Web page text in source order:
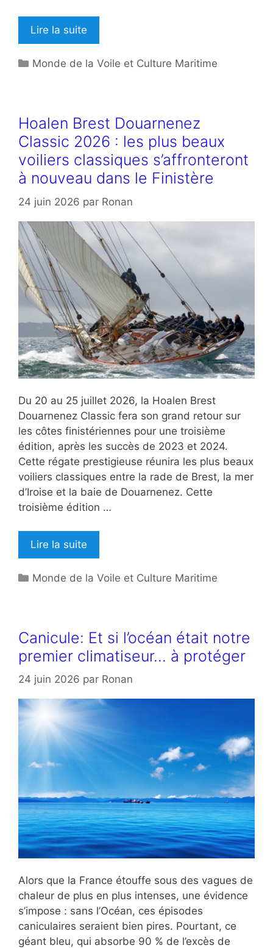
Lire la suite
Catégories
Monde de la Voile et Culture Maritime
Hoalen Brest Douarnenez
Classic 2026 : les plus beaux
voiliers classiques s’affronteront
à nouveau dans le Finistère
24 juin 2026 par Ronan
Du 20 au 25 juillet 2026, la Hoalen Brest
Douarnenez Classic fera son grand retour sur
les côtes finistériennes pour une troisième
édition, après les succès de 2023 et 2024.
Cette régate prestigieuse réunira les plus beaux
voiliers classiques entre la rade de Brest, la mer
d’Iroise et la baie de Douarnenez. Cette
troisième édition …
Lire la suite
Catégories
Monde de la Voile et Culture Maritime
Canicule: Et si l’océan était notre
premier climatiseur… à protéger
24 juin 2026 par Ronan
Alors que la France étouffe sous des vagues de
chaleur de plus en plus intenses, une évidence
s’impose : sans l’Océan, ces épisodes
caniculaires seraient bien pires. Pourtant, ce
géant bleu, qui absorbe 90 % de l’excès de